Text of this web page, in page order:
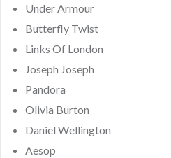
Under Armour
Butterfly Twist
Links Of London
Joseph Joseph
Pandora
Olivia Burton
Daniel Wellington
Aesop